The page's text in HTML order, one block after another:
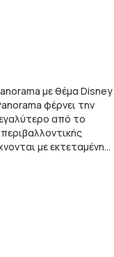
με θέμα Disney
φέρνει την
από το
με εκτεταμένη
τη χρήση